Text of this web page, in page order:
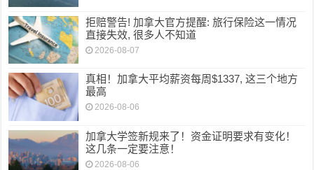
拒赔警告! 加拿大官方提醒: 旅行保险这一情况
直接失效, 很多人不知道
2026-08-07
真相！加拿大平均薪资每周$1337, 这三个地方
最高
2026-08-06
加拿大学签新规来了！资金证明要求有变化！
这几条一定要注意！
2026-08-06